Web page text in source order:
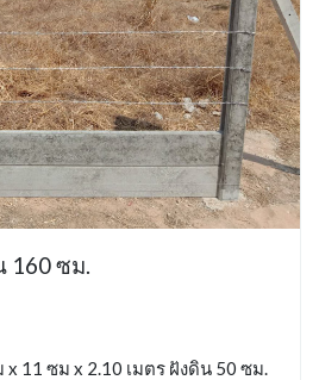
160 ซม.
11 ซม x 2.10 เมตร ฝังดิน 50 ซม.